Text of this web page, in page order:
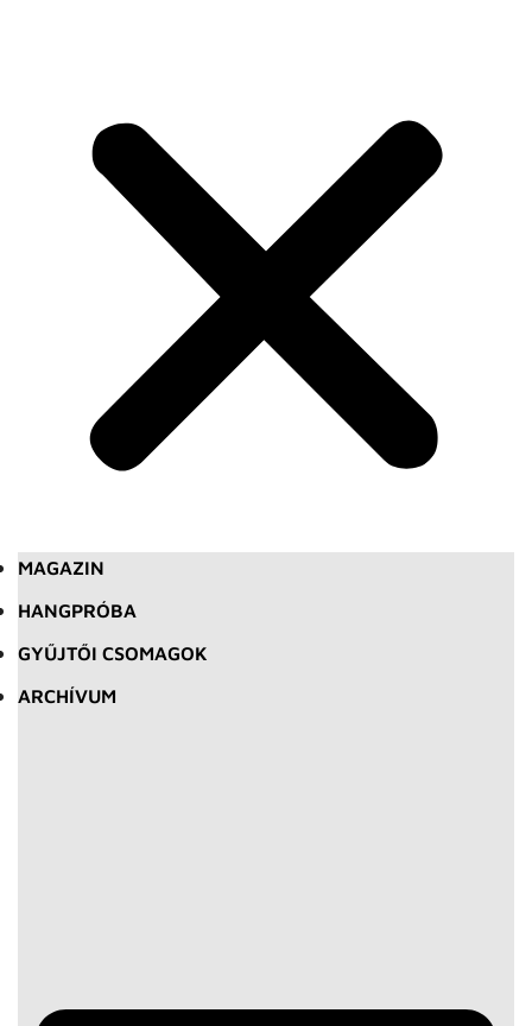
MAGAZIN
HANGPRÓBA
GYŰJTŐI CSOMAGOK
ARCHÍVUM